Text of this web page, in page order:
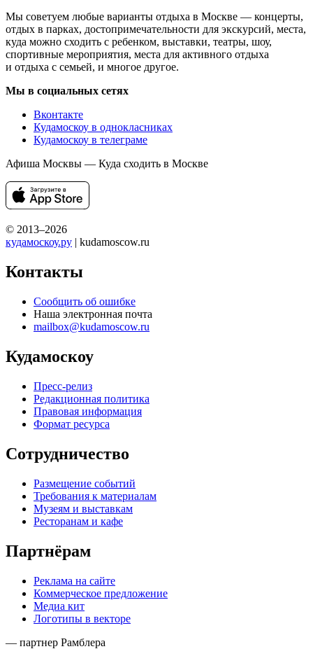
Мы советуем любые варианты отдыха в Москве — концерты,
отдых в парках, достопримечательности для экскурсий, места,
куда можно сходить с ребенком, выставки, театры, шоу,
спортивные мероприятия, места для активного отдыха
и отдыха с семьей, и многое другое.
Мы в социальных сетях
Вконтакте
Кудамоскоу в однокласниках
Кудамоскоу в телеграме
Афиша Москвы — Куда сходить в Москве
© 2013–2026
кудамоскоу.ру | kudamoscow.ru
Контакты
Сообщить об ошибке
Наша электронная почта
mailbox@kudamoscow.ru
Кудамоскоу
Пресс-релиз
Редакционная политика
Правовая информация
Формат ресурса
Сотрудничество
Размещение событий
Требования к материалам
Музеям и выставкам
Ресторанам и кафе
Партнёрам
Реклама на сайте
Коммерческое предложение
Медиа кит
Логотипы в векторе
— партнер Рамблера